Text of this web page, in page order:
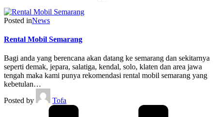
Posted inNews
Rental Mobil Semarang
Bagi anda yang berencana akan datang ke semarang dan sekitarnya
seperti demak, jepara, salatiga, kendal, solo, klaten dan area jawa
tengah maka kami punya rekomendasi rental mobil semarang yang
kebetulan…
Posted by
Tofa